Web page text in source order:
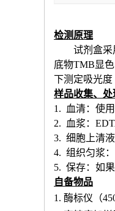
检测原理
试剂盒采
底物TMB显
下测定吸光度
样品收集、
1. 血清：使
2. 血浆：
3. 细胞上清液
4. 组织匀浆
5. 保存：如
自备物品
1. 酶标仪（